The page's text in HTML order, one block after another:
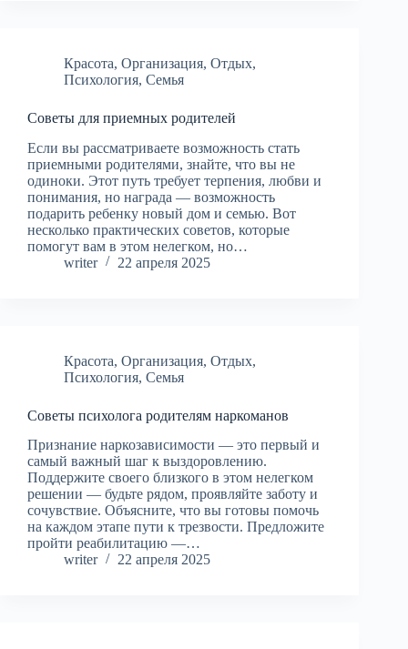
Красота, Организация, Отдых,
Психология, Семья
Советы для приемных родителей
Если вы рассматриваете возможность стать
приемными родителями, знайте, что вы не
одиноки. Этот путь требует терпения, любви и
понимания, но награда — возможность
подарить ребенку новый дом и семью. Вот
несколько практических советов, которые
помогут вам в этом нелегком, но…
writer
22 апреля 2025
Красота, Организация, Отдых,
Психология, Семья
Советы психолога родителям наркоманов
Признание наркозависимости — это первый и
самый важный шаг к выздоровлению.
Поддержите своего близкого в этом нелегком
решении — будьте рядом, проявляйте заботу и
сочувствие. Объясните, что вы готовы помочь
на каждом этапе пути к трезвости. Предложите
пройти реабилитацию —…
writer
22 апреля 2025